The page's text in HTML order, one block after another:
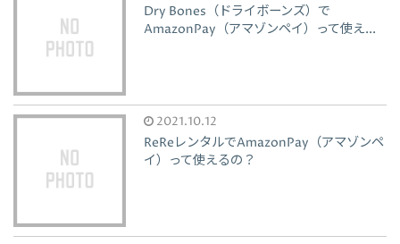
Dry Bones（ドライボーンズ）で
AmazonPay（アマゾンペイ）って使え...
2021.10.12
ReReレンタルでAmazonPay（アマゾンペ
イ）って使えるの？